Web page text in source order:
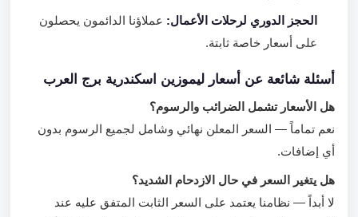
الحجز الدوري لرحلات الأعمال:عملاؤنا الدائمون يحصلون
على أسعار خاصة ثابتة.
أسئلة شائعة عن أسعار ليموزين اسكندرية برج العرب
هل الأسعار تشمل الضرائب والرسوم؟
نعم تماماً — السعر المعلن نهائي وشامل لجميع الرسوم بدون
أي إضافات.
هل يتغير السعر في حال الازدحام الشديد؟
لا أبداً — نظامنا يعتمد على السعر الثابت المتفق عليه عند